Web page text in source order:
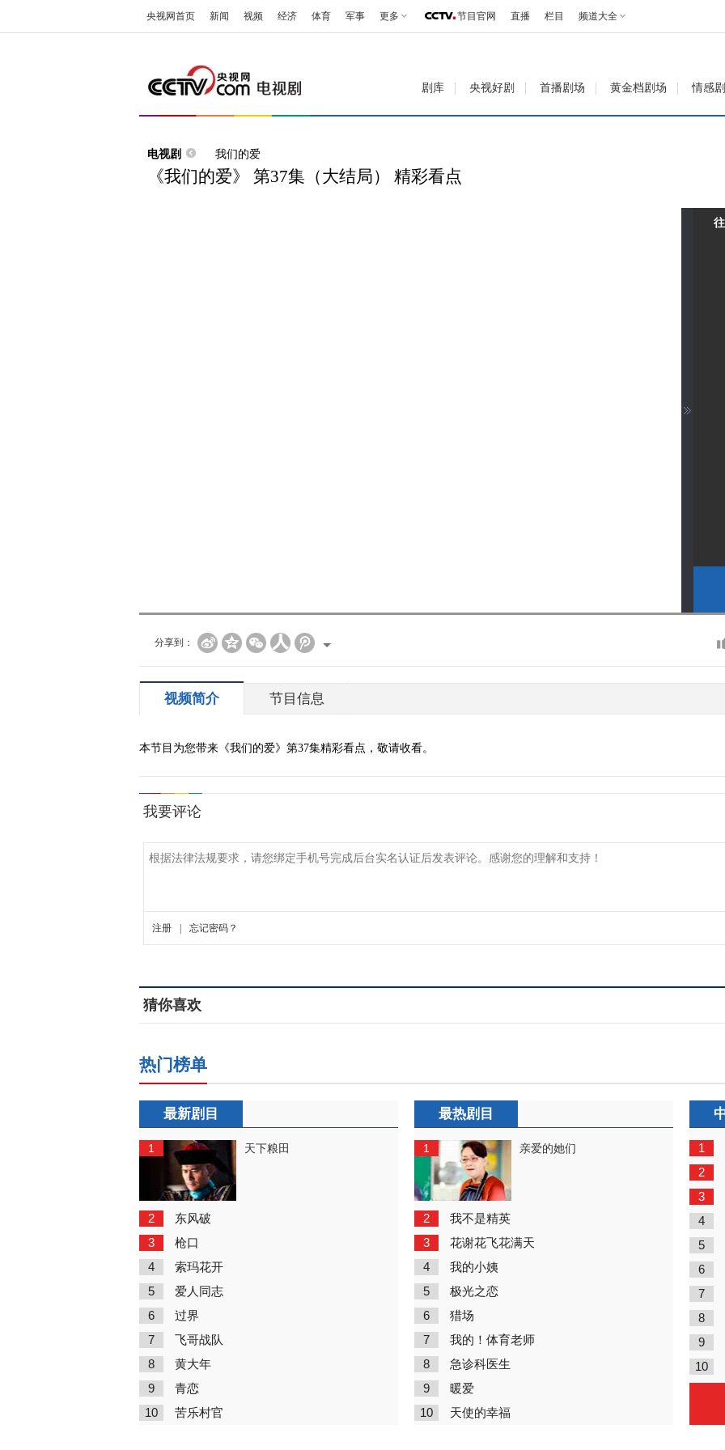
央视网首页 新闻 视频 经济 体育 军事 更多 节目官网 直播 栏目 频道大全
剧库 央视好剧 首播剧场 黄金档剧场 情感
电视剧 我们的爱
《我们的爱》 第37集（大结局） 精彩看点
分享到：
视频简介 节目信息
本节目为您带来《我们的爱》第37集精彩看点，敬请收看。
猜你喜欢
热门榜单
最新剧目
1 天下粮田
2 东风破
3 枪口
4 索玛花开
5 爱人同志
6 过界
7 飞哥战队
8 黄大年
9 青恋
10 苦乐村官
最热剧目
1 亲爱的她们
2 我不是精英
3 花谢花飞花满天
4 我的小姨
5 极光之恋
6 猎场
7 我的！体育老师
8 急诊科医生
9 暖爱
10 天使的幸福
1
2
3
4
5
6
7
8
9
10